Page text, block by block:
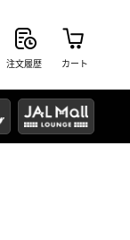
注文履歴 カート